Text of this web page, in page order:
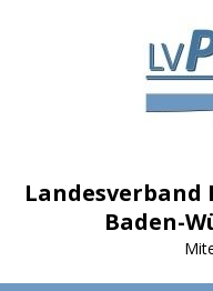
Baden-